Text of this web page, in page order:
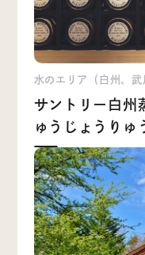
水のエリア（白州、武
サントリー白州
ゅうじょうりゅ